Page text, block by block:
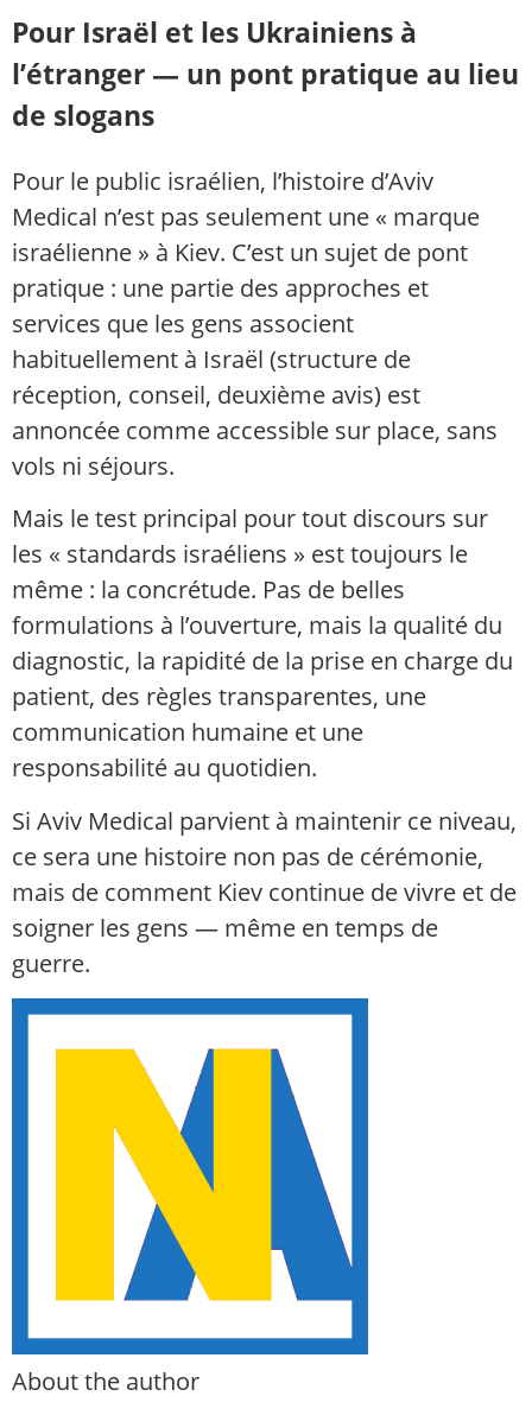
Pour Israël et les Ukrainiens à
l’étranger — un pont pratique au lieu
de slogans
Pour le public israélien, l’histoire d’Aviv
Medical n’est pas seulement une « marque
israélienne » à Kiev. C’est un sujet de pont
pratique : une partie des approches et
services que les gens associent
habituellement à Israël (structure de
réception, conseil, deuxième avis) est
annoncée comme accessible sur place, sans
vols ni séjours.
Mais le test principal pour tout discours sur
les « standards israéliens » est toujours le
même : la concrétude. Pas de belles
formulations à l’ouverture, mais la qualité du
diagnostic, la rapidité de la prise en charge du
patient, des règles transparentes, une
communication humaine et une
responsabilité au quotidien.
Si Aviv Medical parvient à maintenir ce niveau,
ce sera une histoire non pas de cérémonie,
mais de comment Kiev continue de vivre et de
soigner les gens — même en temps de
guerre.
About the author